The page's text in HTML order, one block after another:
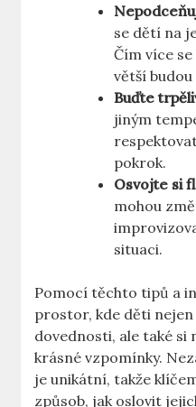
se dětí na
Čím více
větší
Buďte
jiným
pokrok.
Osvojte si
mohou
situaci.
Pomocí těchto tipů a
prostor, kde děti
dovednosti, ale také
krásné vzpomínky.
je unikátní, takže
způsob, jak oslovit